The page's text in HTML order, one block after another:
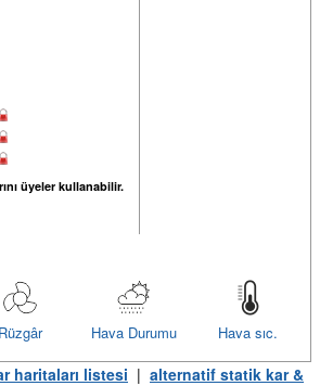
üyeler kullanabilir.
Hava sıc.
Hava Durumu
Rüzgâr
haritaları listesi | alternatif statik kar &